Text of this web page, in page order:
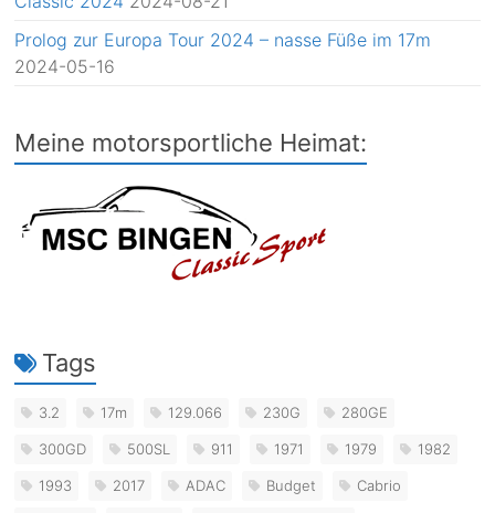
Prolog zur Europa Tour 2024 – nasse Füße im 17m
2024-05-16
Meine motorsportliche Heimat:
Tags
3.2 17m 129.066 230G 280GE
300GD 500SL 911 1971 1979 1982
1993 2017 ADAC Budget Cabrio